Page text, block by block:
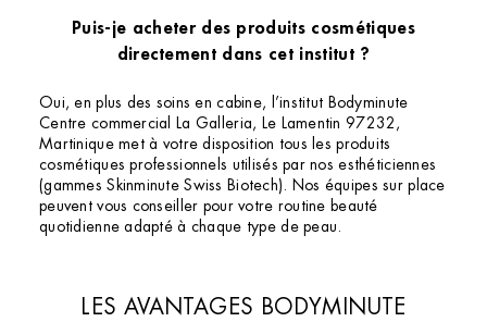
Puis-je acheter des produits cosmétiques
directement dans cet institut ?
Oui, en plus des soins en cabine, l’institut Bodyminute
Centre commercial La Galleria, Le Lamentin 97232,
Martinique met à votre disposition tous les produits
cosmétiques professionnels utilisés par nos esthéticiennes
(gammes Skinminute Swiss Biotech). Nos équipes sur place
peuvent vous conseiller pour votre routine beauté
quotidienne adapté à chaque type de peau.
LES AVANTAGES BODYMINUTE